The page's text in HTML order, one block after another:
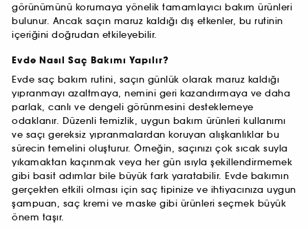
görünümünü korumaya yönelik tamamlayıcı bakım ürünleri
bulunur. Ancak saçın maruz kaldığı dış etkenler, bu rutinin
içeriğini doğrudan etkileyebilir.
Evde Nasıl Saç Bakımı Yapılır?
Evde saç bakım rutini, saçın günlük olarak maruz kaldığı
yıpranmayı azaltmaya, nemini geri kazandırmaya ve daha
parlak, canlı ve dengeli görünmesini desteklemeye
odaklanır. Düzenli temizlik, uygun bakım ürünleri kullanımı
ve saçı gereksiz yıpranmalardan koruyan alışkanlıklar bu
sürecin temelini oluşturur. Örneğin, saçınızı çok sıcak suyla
yıkamaktan kaçınmak veya her gün ısıyla şekillendirmemek
gibi basit adımlar bile büyük fark yaratabilir. Evde bakımın
gerçekten etkili olması için saç tipinize ve ihtiyacınıza uygun
şampuan, saç kremi ve maske gibi ürünleri seçmek büyük
önem taşır.